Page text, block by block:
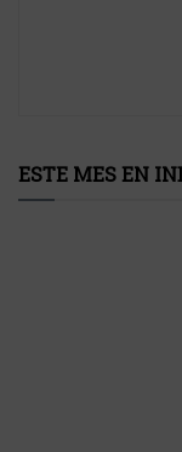
ESTE MES EN